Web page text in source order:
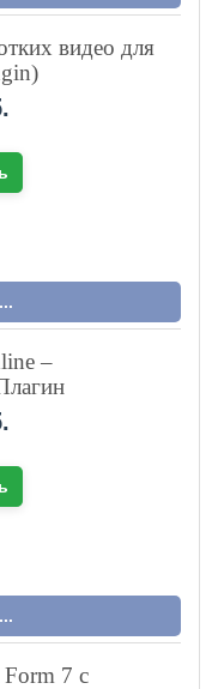
видео для
–
Form 7 с